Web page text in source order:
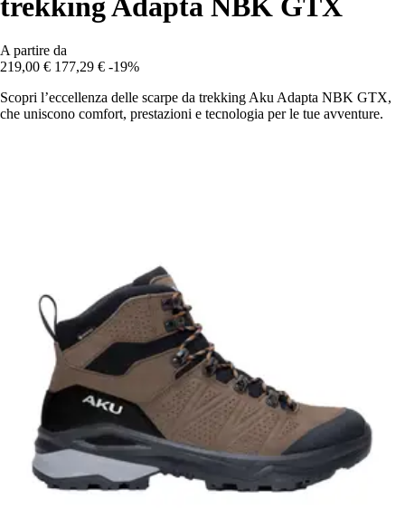
A partire da
219,00 € 177,29 € -19%
Scopri l’eccellenza delle scarpe da trekking Aku Adapta NBK GTX,
che uniscono comfort, prestazioni e tecnologia per le tue avventure.